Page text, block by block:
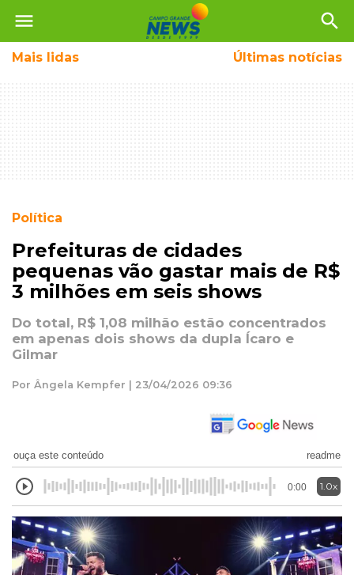
menu search
Mais lidas Últimas notícias
Política
Prefeituras de cidades
pequenas vão gastar mais de R$
3 milhões em seis shows
Do total, R$ 1,08 milhão estão concentrados
em apenas dois shows da dupla Ícaro e
Gilmar
Por Ângela Kempfer | 23/04/2026 09:36
ouça este conteúdo readme
0:00 1.0x